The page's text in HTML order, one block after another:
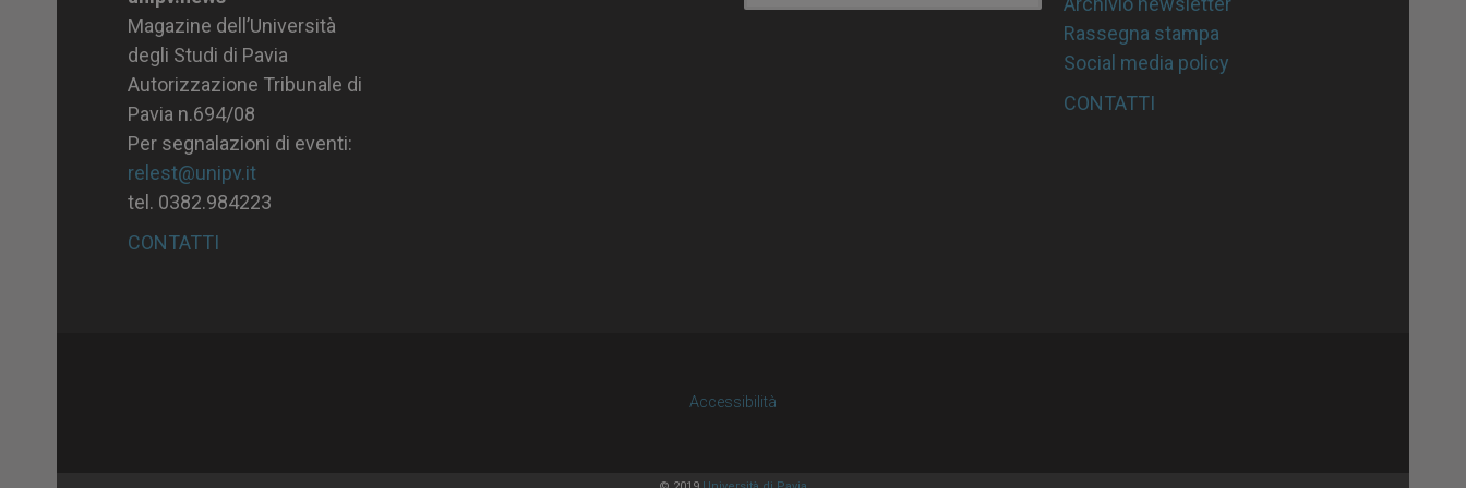
Magazine dell’Università
degli Studi di Pavia
Autorizzazione Tribunale di
Pavia n.694/08
Per segnalazioni di eventi:
relest@unipv.it
tel. 0382.984223
CONTATTI
Rassegna stampa
Social media policy
CONTATTI
Accessibilità